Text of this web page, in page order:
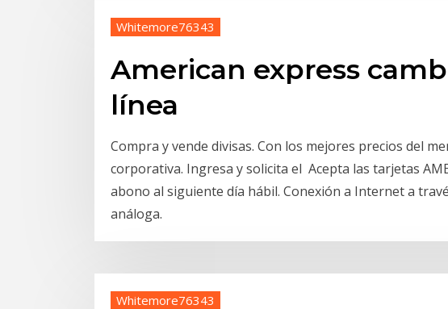
Whitemore76343
American express
línea
Compra y vende divisas. Con los mejores precios del
corporativa. Ingresa y solicita el Acepta las tarjetas
abono al siguiente día hábil. Conexión a Internet a
análoga.
Whitemore76343